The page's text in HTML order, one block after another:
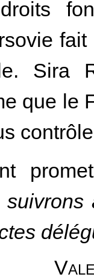
Sira
que le
suivrons